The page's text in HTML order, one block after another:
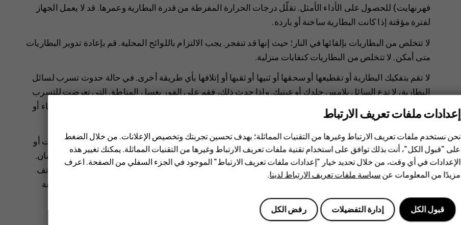
فهرنهايت) للحصول على الأداء الأمثل. تقلّل درجات الحرارة المفرطة من قدرة البطارية وعمرها. قد لا يعمل الجهاز
لفترة مؤقتة إذا كانت البطارية ساخنة أو باردة.
لا تتخلص من البطاريات بإلقائها في النار؛ حيث إنها قد تنفجر. ‏‫يجب الالتزام باللوائح المحلية. قم بإعادة تدوير البطاريات
متى أمكن. لا تتخلص من البطاريات كنفايات منزلية.
لا تقم بتفكيك البطارية أو تقطيعها أو سحقها أو ثنيها أو ثقبها أو إتلافها بأي طريقة أخرى. في حالة حدوث تسرب لسائل
البطارية، لا تدع السائل يلامس جلدك أو عينيك. وإذا حدث ذلك، فقم على الفور بغسل المناطق التي تعرضت للتسرب
بالماء أو الاتصال بالطبيب. لا تقم بتعديل البطارية أو تحاول إدخال عناصر غريبة بها، ولا تقم بغمرها أو تعريضها للماء أو
لسوائل أخرى. قد تنفجر البطاريات أيضًا في حالة تلفها.
استخدم البطارية وجهاز الشحن للأغراض المقصودة فقط. فقد يؤدي الاستخدام غير الصحيح أو استخدام بطاريات أو
أجهزة شحن غير معتمدة أو غير متوافقة إلى حدوث حريق أو انفجار أو مخاطر أخرى، وقد يُبطل أية موافقة أو ضمان.
إذا كنت تعتقد أن البطارية أو جهاز الشحن قد تعرض للتلف، فقم باصطحابه إلى أحد مراكز الخدمة أو موزعي الهاتف
قبل مواصلة استخدامه. لا تستخدم أبدًا أية بطارية أو جهاز شحن تالف. استخدم أجهزة الشحن في الأماكن المغلقة
فقط. لا تقم بشحن الجهاز أثناء حدوث عاصفة برقية.
بالإضافة إلى ذلك، ينطبق ما يلي إذا كان الجهاز الخاص بك يحتوي على بطارية قابلة للإزالة:
إعدادات ملفات تعريف الارتباط
نحن نستخدم ملفات تعريف الارتباط وغيرها من التقنيات المماثلة؛ بهدف تحسين تجربتك وتخصيص الإعلانات. من خلال الضغط
على "قبول الكل"، أنت بذلك توافق على استخدام تقنية ملفات تعريف الارتباط وغيرها من التقنيات المماثلة. يمكنك تغيير هذه
الإعدادات في أي وقت، من خلال تحديد خيار "إعدادات ملفات تعريف الارتباط" الموجود في الجزء السفلي من الصفحة. اعرف
مزيدًا من المعلومات عنسياسة ملفات تعريف الارتباط لدينا.
رفض الكل إدارة التفضيلات قبول الكل